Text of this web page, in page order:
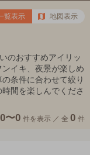
覧表示 地図表示
のおすすめアイリッ
イキ、夜景が楽しめ
条件に合わせて絞り
間を楽しんでくださ
0〜0 件を表示 ／ 全 0 件